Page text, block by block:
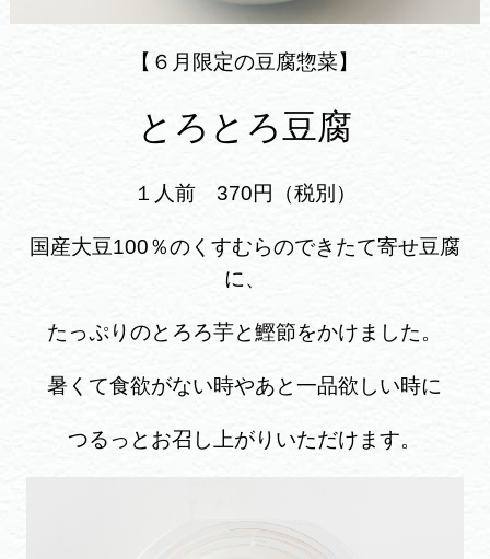
【６月限定の豆腐惣菜】
とろとろ豆腐
１人前 370円（税別）
国産大豆100％のくすむらのできたて寄せ豆腐
に、
たっぷりのとろろ芋と鰹節をかけました。
暑くて食欲がない時やあと一品欲しい時に
つるっとお召し上がりいただけます。